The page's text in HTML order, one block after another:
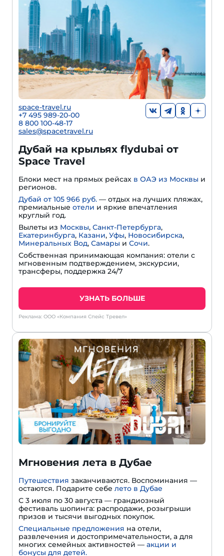
space-travel.ru
+7 495 989-20-00
8 800 100-48-17
sales@spacetravel.ru
Дубай на крыльях flydubai от
Space Travel
Блоки мест на прямых рейсах в ОАЭ из Москвы и
регионов.
Дубай от 105 966 руб. — отдых на лучших пляжах,
премиальные отели и яркие впечатления
круглый год.
Вылеты из Москвы, Санкт-Петербурга,
Екатеринбурга, Казани, Уфы, Новосибирска,
Минеральных Вод, Самары и Сочи.
Собственная принимающая компания: отели с
мгновенным подтверждением, экскурсии,
трансферы, поддержка 24/7
УЗНАТЬ БОЛЬШЕ
Реклама: ООО «Компания Спейс Тревел»
Мгновения лета в Дубае
Путешествия заканчиваются. Воспоминания —
остаются. Подарите себе лето в Дубае
С 3 июля по 30 августа — грандиозный
фестиваль шопинга: распродажи, розыгрыши
призов и тысячи выгодных покупок.
Специальные предложения на отели,
развлечения и достопримечательности, а для
многих семейных активностей — акции и
бонусы для детей.